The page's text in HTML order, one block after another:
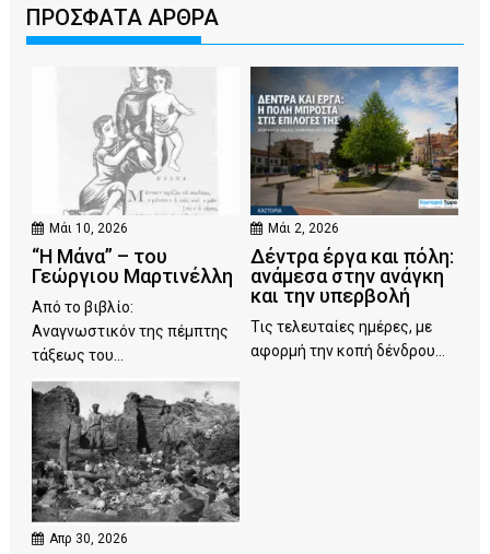
ΠΡΟΣΦΑΤΑ ΑΡΘΡΑ
Μάι 10, 2026
“Η Μάνα” – του
Γεώργιου Μαρτινέλλη
Από το βιβλίο:
Αναγνωστικόν της πέμπτης
τάξεως του...
Μάι 2, 2026
Δέντρα έργα και πόλη:
ανάμεσα στην ανάγκη
και την υπερβολή
Τις τελευταίες ημέρες, με
αφορμή την κοπή δένδρου...
Απρ 30, 2026